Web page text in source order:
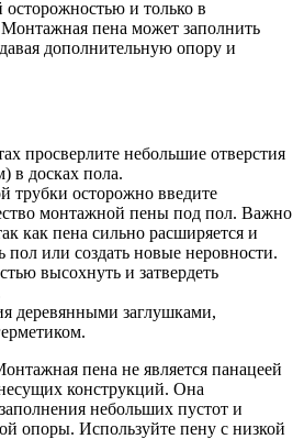
осторожностью и только в
пена может заполнить
дополнительную опору и
просверлите небольшие отверстия
в досках пола.
трубки осторожно введите
монтажной пены под пол. Важно
как пена сильно расширяется и
пол или создать новые неровности.
высохнуть и затвердеть
деревянными заглушками,
пена не является панацеей
конструкций. Она
небольших пустот и
опоры. Используйте пену с низкой